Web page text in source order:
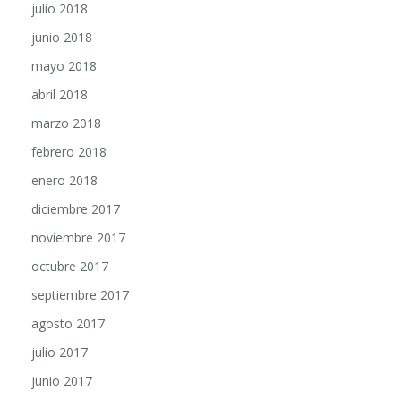
julio 2018
junio 2018
mayo 2018
abril 2018
marzo 2018
febrero 2018
enero 2018
diciembre 2017
noviembre 2017
octubre 2017
septiembre 2017
agosto 2017
julio 2017
junio 2017